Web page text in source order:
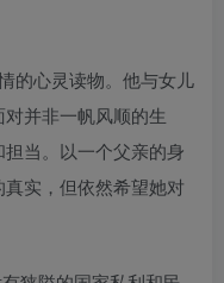
的心灵读物。他与女儿
并非一帆风顺的生
当。以一个父亲的身
实，但依然希望她对